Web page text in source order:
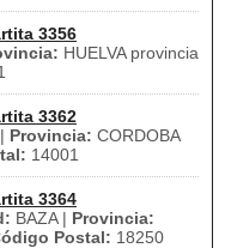
3356
HUELVA provincia
3362
Provincia: CORDOBA
14001
3364
BAZA | Provincia:
Postal: 18250